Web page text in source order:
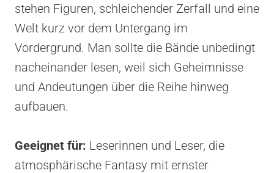
stehen Figuren, schleichender Zerfall und eine
Welt kurz vor dem Untergang im
Vordergrund. Man sollte die Bände unbedingt
nacheinander lesen, weil sich Geheimnisse
und Andeutungen über die Reihe hinweg
aufbauen.
Geeignet für: Leserinnen und Leser, die
atmosphärische Fantasy mit ernster